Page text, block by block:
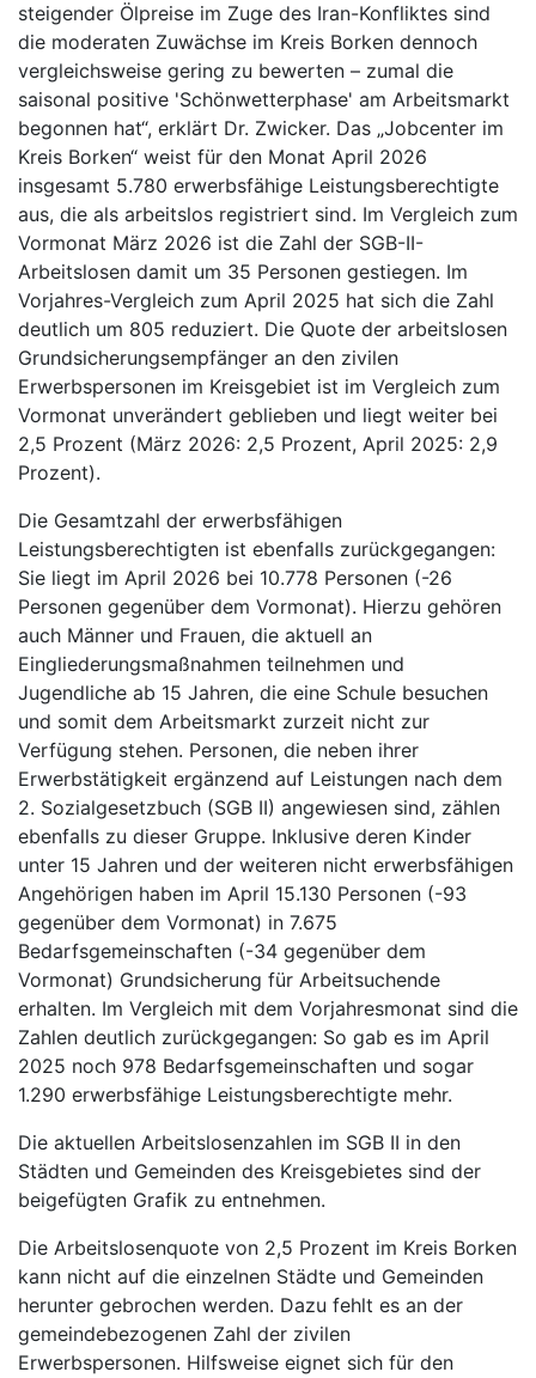
steigender Ölpreise im Zuge des Iran-Konfliktes sind
die moderaten Zuwächse im Kreis Borken dennoch
vergleichsweise gering zu bewerten – zumal die
saisonal positive 'Schönwetterphase' am Arbeitsmarkt
begonnen hat“, erklärt Dr. Zwicker. Das „Jobcenter im
Kreis Borken“ weist für den Monat April 2026
insgesamt 5.780 erwerbsfähige Leistungsberechtigte
aus, die als arbeitslos registriert sind. Im Vergleich zum
Vormonat März 2026 ist die Zahl der SGB-II-
Arbeitslosen damit um 35 Personen gestiegen. Im
Vorjahres-Vergleich zum April 2025 hat sich die Zahl
deutlich um 805 reduziert. Die Quote der arbeitslosen
Grundsicherungsempfänger an den zivilen
Erwerbspersonen im Kreisgebiet ist im Vergleich zum
Vormonat unverändert geblieben und liegt weiter bei
2,5 Prozent (März 2026: 2,5 Prozent, April 2025: 2,9
Prozent).
Die Gesamtzahl der erwerbsfähigen
Leistungsberechtigten ist ebenfalls zurückgegangen:
Sie liegt im April 2026 bei 10.778 Personen (-26
Personen gegenüber dem Vormonat). Hierzu gehören
auch Männer und Frauen, die aktuell an
Eingliederungsmaßnahmen teilnehmen und
Jugendliche ab 15 Jahren, die eine Schule besuchen
und somit dem Arbeitsmarkt zurzeit nicht zur
Verfügung stehen. Personen, die neben ihrer
Erwerbstätigkeit ergänzend auf Leistungen nach dem
2. Sozialgesetzbuch (SGB II) angewiesen sind, zählen
ebenfalls zu dieser Gruppe. Inklusive deren Kinder
unter 15 Jahren und der weiteren nicht erwerbsfähigen
Angehörigen haben im April 15.130 Personen (-93
gegenüber dem Vormonat) in 7.675
Bedarfsgemeinschaften (-34 gegenüber dem
Vormonat) Grundsicherung für Arbeitsuchende
erhalten. Im Vergleich mit dem Vorjahresmonat sind die
Zahlen deutlich zurückgegangen: So gab es im April
2025 noch 978 Bedarfsgemeinschaften und sogar
1.290 erwerbsfähige Leistungsberechtigte mehr.
Die aktuellen Arbeitslosenzahlen im SGB II in den
Städten und Gemeinden des Kreisgebietes sind der
beigefügten Grafik zu entnehmen.
Die Arbeitslosenquote von 2,5 Prozent im Kreis Borken
kann nicht auf die einzelnen Städte und Gemeinden
herunter gebrochen werden. Dazu fehlt es an der
gemeindebezogenen Zahl der zivilen
Erwerbspersonen. Hilfsweise eignet sich für den